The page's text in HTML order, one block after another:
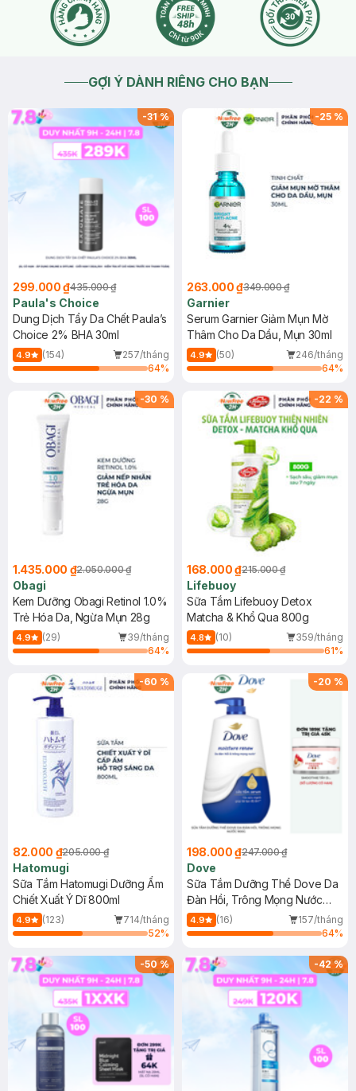
GỢI Ý DÀNH RIÊNG CHO BẠN
-31%
299.000 ₫435.000 ₫
Paula's Choice
Dung Dịch Tẩy Da Chết Paula’s
Choice 2% BHA 30ml
4.9 (154)
257/tháng
64%
-25 %
263.000 ₫349.000 ₫
Garnier
Serum Garnier Giảm Mụn Mờ
Thâm Cho Da Dầu, Mụn 30ml
4.9 (50)
246/tháng
64%
-30 %
1.435.000 ₫2.050.000 ₫
Obagi
Kem Dưỡng Obagi Retinol 1.0%
Trẻ Hóa Da, Ngừa Mụn 28g
4.9 (29)
39/tháng
64%
-22 %
168.000 ₫215.000 ₫
Lifebuoy
Sữa Tắm Lifebuoy Detox
Matcha & Khổ Qua 800g
4.8 (10)
359/tháng
61%
-60 %
82.000 ₫205.000 ₫
Hatomugi
Sữa Tắm Hatomugi Dưỡng Ẩm
Chiết Xuất Ý Dĩ 800ml
4.9 (123)
714/tháng
52%
-20 %
198.000 ₫247.000 ₫
Dove
Sữa Tắm Dưỡng Thể Dove Da
Đàn Hồi, Trông Mọng Nước
900g
4.9 (16)
157/tháng
64%
-50% -42%